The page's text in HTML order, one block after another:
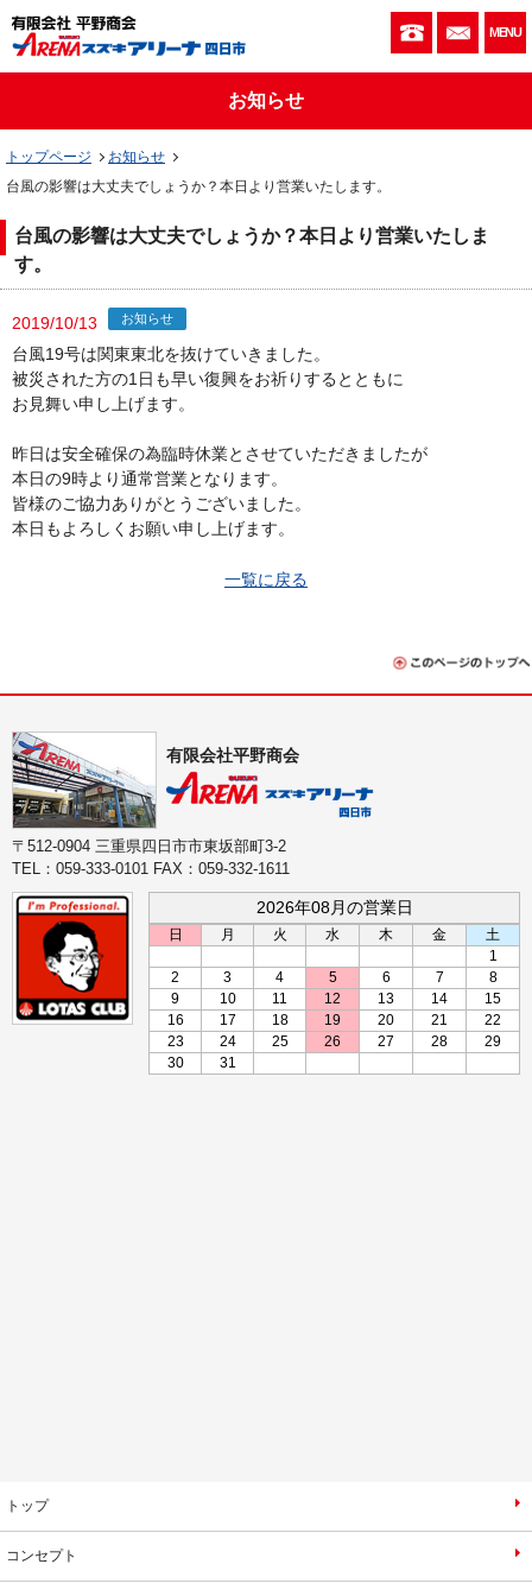
059-333-お問
MENU
お知らせ
トップページ
お知らせ
台風の影響は大丈夫でしょうか？本日より営業いたします。
台風の影響は大丈夫でしょうか？本日より営業いたしま
す。
2019/10/13 お知らせ
台風19号は関東東北を抜けていきました。
被災された方の1日も早い復興をお祈りするとともに
お見舞い申し上げます。
昨日は安全確保の為臨時休業とさせていただきましたが
本日の9時より通常営業となります。
皆様のご協力ありがとうございました。
本日もよろしくお願い申し上げます。
一覧に戻る
有限会社平野商会
〒512-0904 三重県四日市市東坂部町3-2
TEL：059-333-0101 FAX：059-332-1611
2026年08月の営業日
日 月 火 水 木 金
土
1
2
3 4 5 6 7
8
9
10 11 12 13 14
15
16
17 18 19 20 21
22
23
24 25 26 27 28
29
30
31
トップ
コンセプト